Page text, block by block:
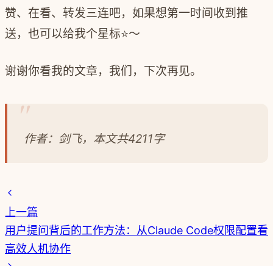
赞、在看、转发三连吧，如果想第一时间收到推
送，也可以给我个星标⭐～
谢谢你看我的文章，我们，下次再见。
作者：剑飞，本文共4211字
上一篇
用户提问背后的工作方法：从Claude Code权限配置看
高效人机协作